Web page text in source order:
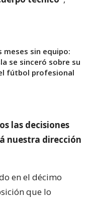
meses sin equipo:
se sinceró sobre su
fútbol profesional
las decisiones
nuestra dirección
en el décimo
que lo